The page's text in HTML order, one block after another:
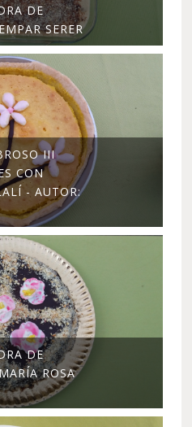
DE
SERER
III
CON
- AUTOR:
DE
ROSA